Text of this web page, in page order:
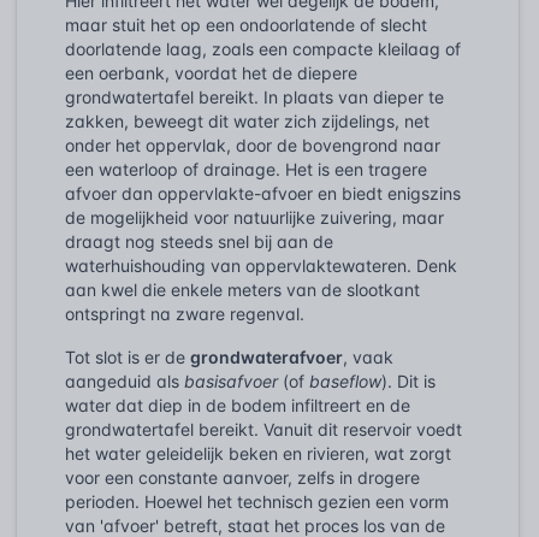
maar stuit het op een ondoorlatende of slecht
doorlatende laag, zoals een compacte kleilaag of
een oerbank, voordat het de diepere
grondwatertafel bereikt. In plaats van dieper te
zakken, beweegt dit water zich zijdelings, net
onder het oppervlak, door de bovengrond naar
een waterloop of drainage. Het is een tragere
afvoer dan oppervlakte-afvoer en biedt enigszins
de mogelijkheid voor natuurlijke zuivering, maar
draagt nog steeds snel bij aan de
waterhuishouding van oppervlaktewateren. Denk
aan kwel die enkele meters van de slootkant
ontspringt na zware regenval.
Tot slot is er de grondwaterafvoer, vaak
aangeduid als basisafvoer(of baseflow). Dit is
water dat diep in de bodem infiltreert en de
grondwatertafel bereikt. Vanuit dit reservoir voedt
het water geleidelijk beken en rivieren, wat zorgt
voor een constante aanvoer, zelfs in drogere
perioden. Hoewel het technisch gezien een vorm
van 'afvoer' betreft, staat het proces los van de